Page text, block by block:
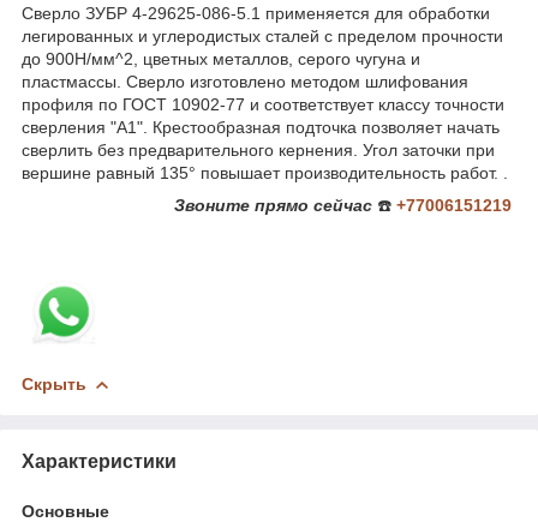
Сверло ЗУБР 4-29625-086-5.1 применяется для обработки
легированных и углеродистых сталей с пределом прочности
до 900Н/мм^2, цветных металлов, серого чугуна и
пластмассы. Сверло изготовлено методом шлифования
профиля по ГОСТ 10902-77 и соответствует классу точности
сверления "А1". Крестообразная подточка позволяет начать
сверлить без предварительного кернения. Угол заточки при
вершине равный 135° повышает производительность работ. .
Звоните прямо сейчас ☎️ +77006151219
Скрыть
Характеристики
Основные